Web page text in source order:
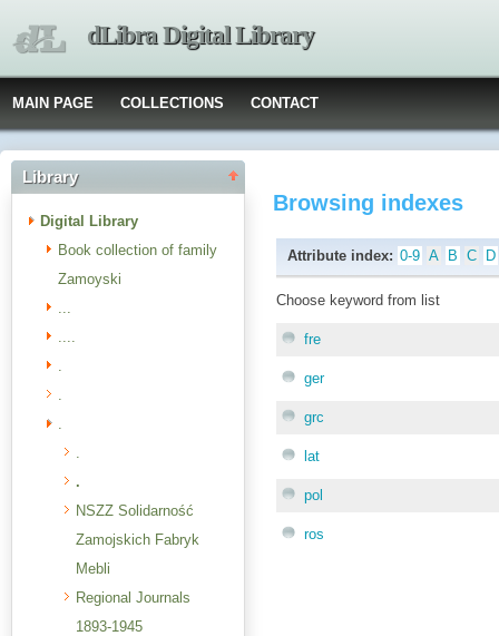
dLibra Digital Library
MAIN PAGE COLLECTIONS CONTACT
Library
Digital Library
Book collection of family
Zamoyski
...
....
.
.
.
.
.
NSZZ Solidarność
Zamojskich Fabryk
Mebli
Regional Journals
1893-1945
Browsing indexes
Attribute index: 0-9 A B C D
Choose keyword from list
fre
ger
grc
lat
pol
ros